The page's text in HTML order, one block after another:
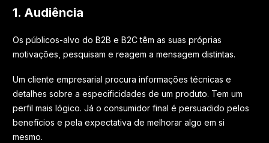
1. Audiência
Os públicos-alvo do B2B e B2C têm as suas próprias
motivações, pesquisam e reagem a mensagem distintas.
Um cliente empresarial procura informações técnicas e
detalhes sobre a especificidades de um produto. Tem um
perfil mais lógico. Já o consumidor final é persuadido pelos
benefícios e pela expectativa de melhorar algo em si
mesmo.